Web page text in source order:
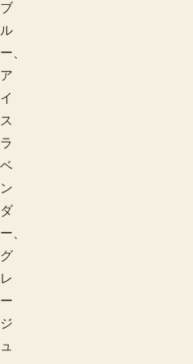
ブ
ル
ー、
ア
イ
ス
ラ
ベ
ン
ダ
ー、
グ
レ
ー
ジ
ュ